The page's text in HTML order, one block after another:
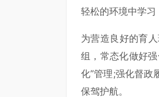
轻松的环境中学习
为营造良好的育
组，常态化做好
化”管理;强化督政
保驾护航。